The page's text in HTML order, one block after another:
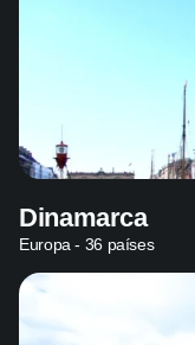
Dinamarca
Europa - 36 países